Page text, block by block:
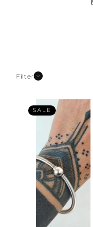
und verleiht
Filter
SALE